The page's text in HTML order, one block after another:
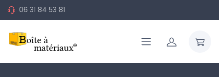
06 31 84 53 81